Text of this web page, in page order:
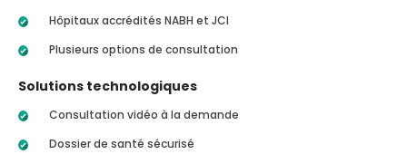
Hôpitaux accrédités NABH et JCI
Plusieurs options de consultation
Solutions technologiques
Consultation vidéo à la demande
Dossier de santé sécurisé